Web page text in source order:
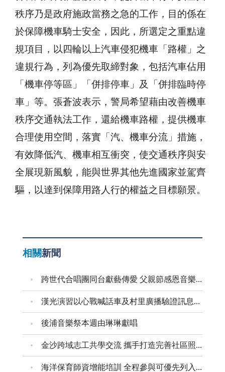
秩序乃是政府施政當務之急的工作，目的係在
於保障機車騎士安全，因此，所選定之重點違
規項目，以四輪以上汽車侵犯機車「路權」之
違規行為，列為優先取締對象，包括汽車佔用
「機車停等區」「併排停車」及「併排臨時停
車」等。張蒼波表示，警局希望藉由改善機車
秩序交通執法工作，還給機車路權，提供機車
合理使用空間，落實「汽、機車分流」措施，
有效降低汽、機車相互衝突，使交通秩序與安
全展現新風貌，能與世界其他先進國家並駕齊
驅，以達到保障用路人行的權益之目標願景。
相關新聞
跨世代合唱團同台獻藝傳愛 父親節感恩音樂會溫馨登場
漢光演習以心戰喊話車及村里廣播驗證訊息傳遞效能
後浦音樂祭本週由琳琳獻唱
金沙跨域志工共學交流 攜手打造完善社區照顧網絡
海洋保育師資增能培訓 全程參與可優先列入到校宣導講師